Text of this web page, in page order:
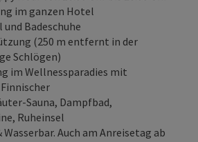
im ganzen Hotel
Badeschuhe
(250 m entfernt in der
Schlögen)
im Wellnessparadies mit
Sauna, Dampfbad,
Ruheinsel
Auch am Anreisetag ab